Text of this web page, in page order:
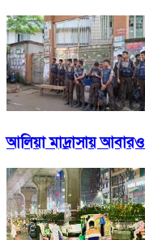
আলিয়া মাদ্রাসায়